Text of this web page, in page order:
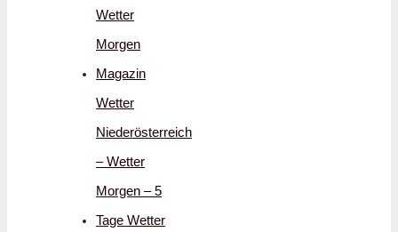
Wetter
Morgen
Magazin
Wetter
Niederösterreich
– Wetter
Morgen – 5
Tage Wetter